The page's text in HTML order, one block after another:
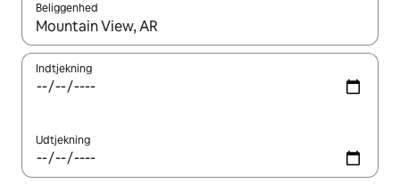
Beliggenhed
Når resultaterne er tilgængelige, skal du navigere med
Indtjekning
Udtjekning